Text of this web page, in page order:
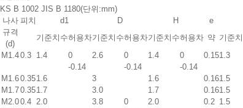
KS B 1002 JIS B 1180(단위:mm)
나사
규격
(d)
피치 d1 D H e
기준치수허용차기준치수허용차기준치수허용차 약 기준
M1.40.3 1.4
0
-0.14
2.6
0
-0.14
1.4
0
-0.14
0.151.3
M1.60.351.6 3 1.6 0.161.5
M1.70.351.7 3.0 1.7 0.161.5
M2.00.4 2.0 3.8
0
2.0 0.2 1.5